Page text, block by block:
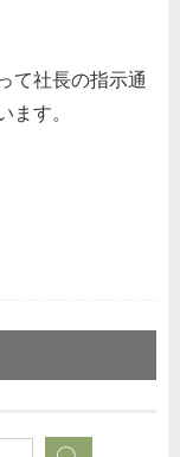
て社長の指示通
す。